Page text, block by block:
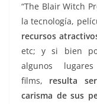
“The Blair Witch
la tecnología,
recursos
etc; y si bien
algunos
films, resulta
carisma de sus